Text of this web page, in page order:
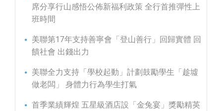
席分享行山感悟公佈新福利政策 全行首推彈性上
班時間
美聯第17年支持善寧會「登山善行」回歸實體 回
饋社會 出錢出力
美聯全力支持「學校起動」計劃鼓勵學生「趁墟
做老闆」 身體力行為學生打氣
首季業績輝煌 五星級酒店設「金兔宴」獎勵精英